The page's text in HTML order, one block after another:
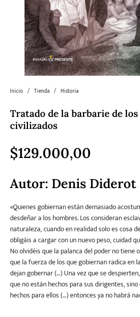
Literatura juvenil
Literatura
universal y Clásicos
Política Sagas Salud y
Teatro Varios
Inicio / Tienda / Historia
Tratado de la barbarie de
civilizados
$129.000,00
Autor: Denis Diderot
«Quienes gobiernan están demasiado
desdeñar a los hombres. Los consideran
naturaleza, cuando en realidad solo es cosa
obligáis a cargar con un nuevo peso, cuidad
No olvidéis que la palanca del poder no tiene
que la fuerza de los que gobiernan radica en
dejan gobernar (…) Una vez que se
que no están hechos para sus dirigentes,
hechos para ellos (…) entonces ya no habrá